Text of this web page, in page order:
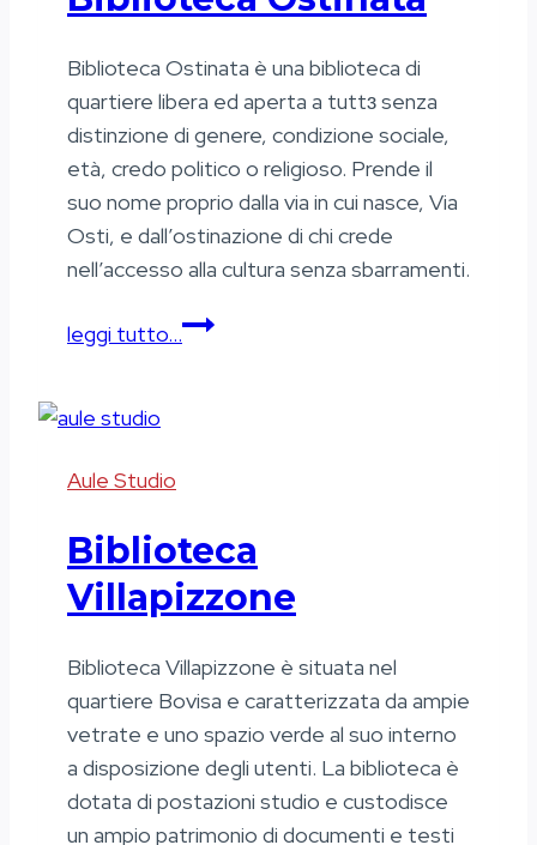
Biblioteca Ostinata è una biblioteca di
quartiere libera ed aperta a tuttɜ senza
distinzione di genere, condizione sociale,
età, credo politico o religioso. Prende il
suo nome proprio dalla via in cui nasce, Via
Osti, e dall’ostinazione di chi crede
nell’accesso alla cultura senza sbarramenti.
leggi tutto…Biblioteca
Aule Studio
Biblioteca
Villapizzone
Biblioteca Villapizzone è situata nel
quartiere Bovisa e caratterizzata da ampie
vetrate e uno spazio verde al suo interno
a disposizione degli utenti. La biblioteca è
dotata di postazioni studio e custodisce
un ampio patrimonio di documenti e testi